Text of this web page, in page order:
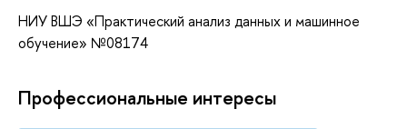
НИУ ВШЭ «Практический анализ данных и машинное
обучение» №08174
Профессиональные интересы